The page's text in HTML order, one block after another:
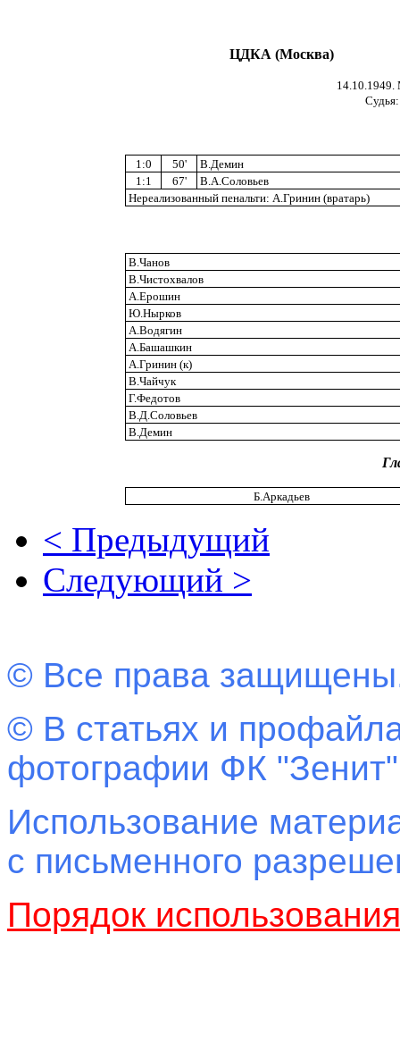
ЦДКА (Москва)
14.10.1949.
1:0 50'
В.Демин
1:1
67'
В.А.Соловьев
Нереализованный пенальти: А.Гринин (вратарь)
В.Чанов
В.Чистохвалов
А.Ерошин
Ю.Нырков
А.Водягин
А.Башашкин
А.Гринин (к)
В.Чайчук
Г.Федотов
В.Д.Соловьев
В.Демин
Б.Аркадьев
< Предыдущий
Следующий >
© Все права
© В статьях и
фотографии ФК
Использование
с письменного
Порядок